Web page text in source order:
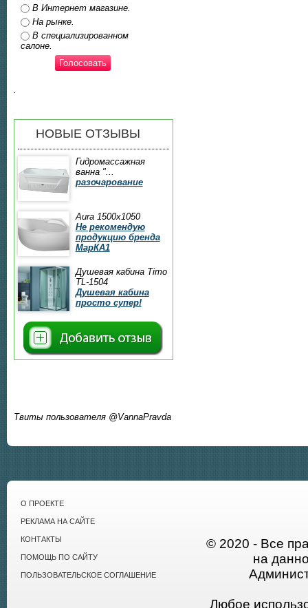
Ответы
В Интернет магазине.
На рынке.
В специализированном
салоне.
НОВЫЕ ОТЗЫВЫ
Гидромассажная
ванна "...
разочарование
Aura 1500x1050
Не рекомендую
продукцию бренда
МарКА1
Душевая кабина Timo
TL-1504
Душевая кабина
просто супер!
Твиты пользователя @VannaPravda
О ПРОЕКТЕ
РЕКЛАМА НА САЙТЕ
КОНТАКТЫ
ПОМОЩЬ ПО САЙТУ
ПОЛЬЗОВАТЕЛЬСКОЕ СОГЛАШЕНИЕ
© 2020 - Все
на
Любое